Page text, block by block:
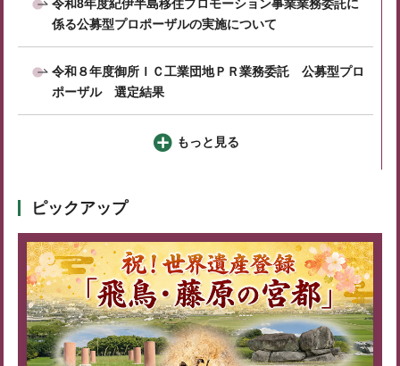
令和8年度紀伊半島移住プロモーション事業業務委託に
係る公募型プロポーザルの実施について
令和８年度御所ＩＣ工業団地ＰＲ業務委託 公募型プロ
ポーザル 選定結果
もっと見る
ピックアップ